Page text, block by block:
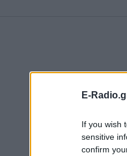
E-
If you wish
sensitive
confirm